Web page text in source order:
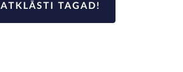
ATKLĀSTI TAGAD!